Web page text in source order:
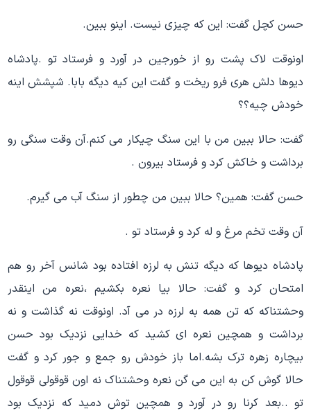
حسن کچل گفت: این که چیزی نیست. اینو ببین.
اونوقت لاک پشت رو از خورجین در آورد و فرستاد تو .پادشاه
دیوها دلش هری فرو ریخت و گفت این کیه دیگه بابا. شپشش اینه
خودش چیه؟؟
گفت: حالا ببین من با این سنگ چیکار می کنم.آن وقت سنگی رو
برداشت و خاکش کرد و فرستاد بیرون .
حسن گفت: همین؟ حالا ببین من چطور از سنگ آب می گیرم.
آن وقت تخم مرغ و له کرد و فرستاد تو .
پادشاه دیوها که دیگه تنش به لرزه افتاده بود شانس آخر رو هم
امتحان کرد و گفت: حالا بیا نعره بکشیم ،نعره من اینقدر
وحشتناکه که تن همه به لرزه در می آد. اونوقت نه گذاشت و نه
برداشت و همچین نعره ای کشید که خدایی نزدیک بود حسن
بیچاره زهره ترک بشه.اما باز خودش رو جمع و جور کرد و گفت
حالا گوش کن به این می گن نعره وحشتناک نه اون قوقولی قوقول
تو ..بعد کرنا رو در آورد و همچین توش دمید که نزدیک بود